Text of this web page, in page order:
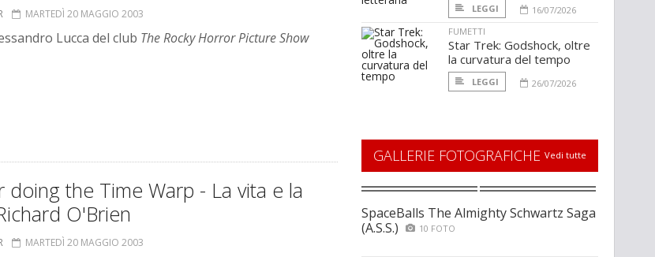
MARTEDÌ 20 MAGGIO 2003
Lucca del club The Rocky Horror Picture Show
doing the Time Warp - La vita e la
O'Brien
MARTEDÌ 20 MAGGIO 2003
LEGGI
16/07/2026
FUMETTI
Star Trek: Godshock, oltre
la curvatura del tempo
LEGGI 26/07/2026
GALLERIE FOTOGRAFICHE Vedi tutte
SpaceBalls The Almighty Schwartz Saga
(A.S.S.)
10 FOTO